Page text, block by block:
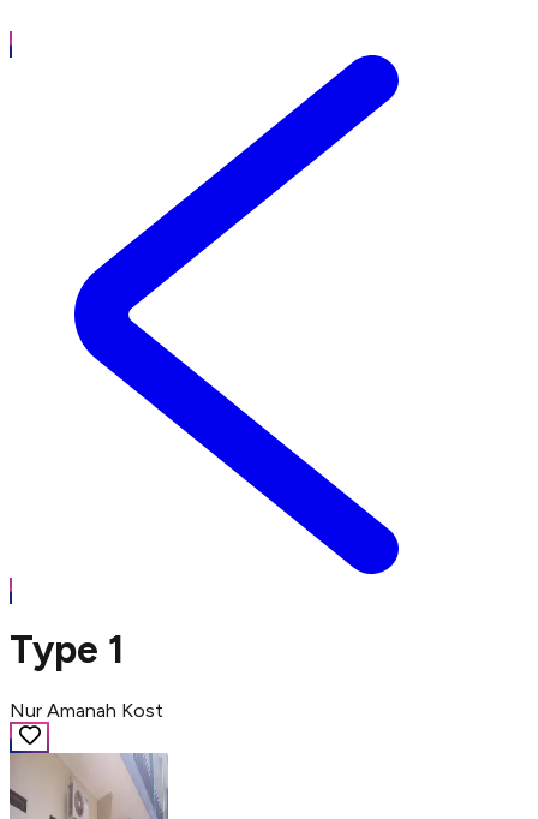
Type 1
Nur Amanah Kost